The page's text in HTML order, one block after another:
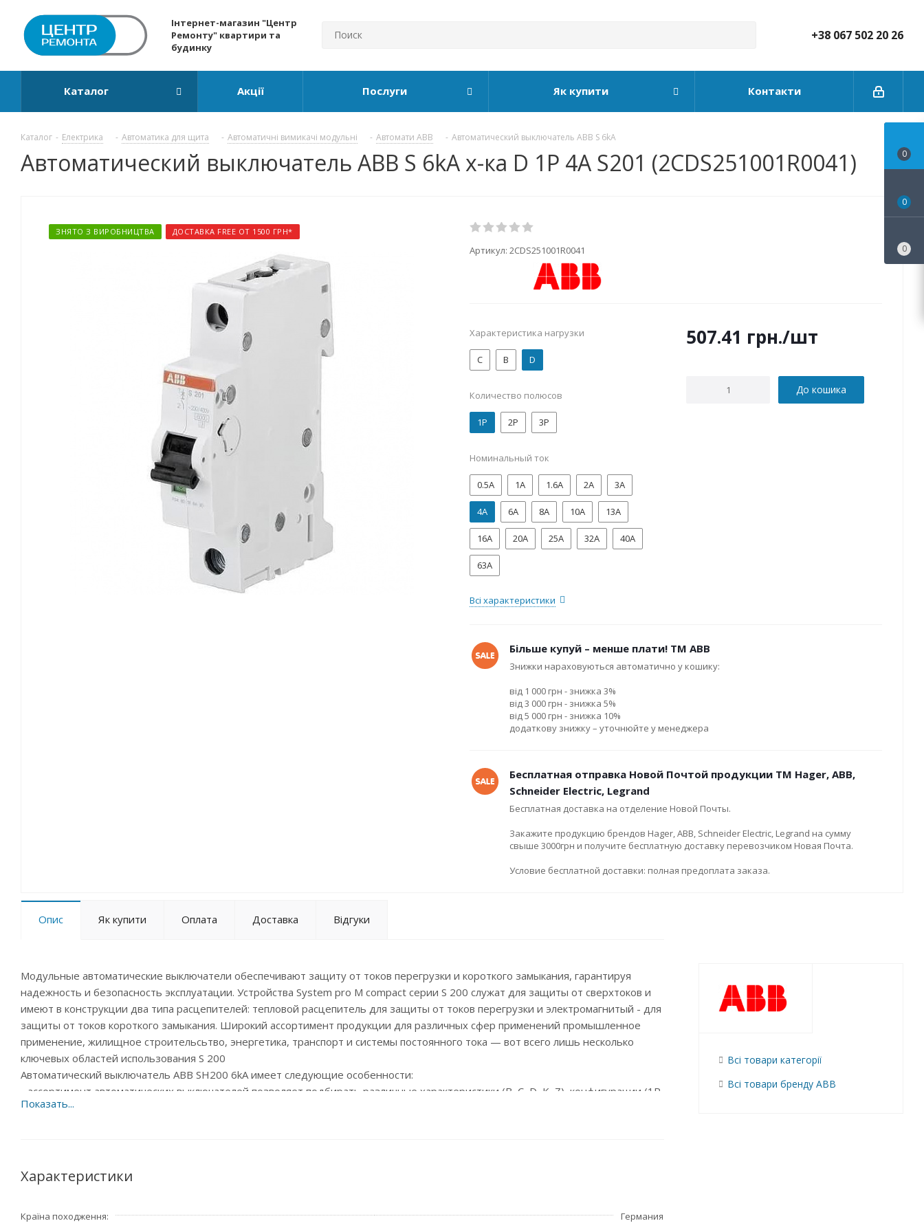
Інтернет-магазин "Центр
Ремонту" квартири та
будинку
+38 067 502 20 26
Каталог Акції Послуги Як купити Контакти
Каталог - Електрика - Автоматика для щита - Автоматичні вимикачі модульні - Автомати ABB - Автоматический выключатель ABB S 6kA
Автоматический выключатель ABB S 6kA х-ка D 1P 4А S201 (2CDS251001R0041)
ЗНЯТО З ВИРОБНИЦТВА ДОСТАВКА FREE ОТ 1500 ГРН*
Артикул: 2CDS251001R0041
Характеристика нагрузки
C B D
Количество полюсов
1P 2P 3P
Номинальный ток
0.5А 1А 1.6А 2А 3А
4А 6А 8А 10А 13А
16А 20А 25А 32А 40А
63А
Всі характеристики
507.41 грн./шт
До кошика
Більше купуй – менше плати! ТМ ABB
Знижки нараховуються автоматично у кошику:
від 1 000 грн - знижка 3%
від 3 000 грн - знижка 5%
від 5 000 грн - знижка 10%
додаткову знижку – уточнюйте у менеджера
Бесплатная отправка Новой Почтой продукции ТМ Hager, ABB,
Schneider Electric, Legrand
Бесплатная доставка на отделение Новой Почты.
Закажите продукцию брендов Hager, ABB, Schneider Electric, Legrand на сумму
свыше 3000грн и получите бесплатную доставку перевозчиком Новая Почта.
Условие бесплатной доставки: полная предоплата заказа.
Опис Як купити Оплата Доставка Відгуки
Модульные автоматические выключатели обеспечивают защиту от токов перегрузки и короткого замыкания, гарантируя
надежность и безопасность эксплуатации. Устройства System pro M compact серии S 200 служат для защиты от сверхтоков и
имеют в конструкции два типа расцепителей: тепловой расцепитель для защиты от токов перегрузки и электромагнитый - для
защиты от токов короткого замыкания. Широкий ассортимент продукции для различных сфер применений промышленное
применение, жилищное строительсьтво, энергетика, транспорт и системы постоянного тока — вот всего лишь несколько
ключевых областей использования S 200
Автоматический выключатель ABB SH200 6kA имеет следующие особенности:
- ассортимент автоматических выключателей позволяет подбирать различные характеристики (B, C, D, K, Z), конфигурации (1P,
1P+N, 2P, 3P, 3P+N, 4P), отключающие способности (до 25 кА) и номинальные токи (до 100 А);
- схема подключения и основные технические данные нанесены на фронтальную часть аппарата.;
позволяют использовать для монтажа кабель сечением до 35 мм2, а S200 до 100 А - до 50 мм2;
Характеристики
Країна походження
Германия
Всі товари категорії
Всі товари бренду ABB
0
0
0